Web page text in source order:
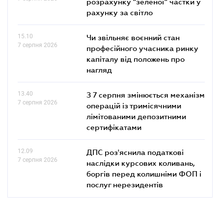
рахунку за світло
15.10
7 серпня 2026
Чи звільняє воєнний стан
професійного учасника ринку
капіталу від положень про
нагляд
13.40
7 серпня 2026
З 7 серпня змінюється механізм
операцій із тримісячними
лімітованими депозитними
сертифікатами
12.09
7 серпня 2026
ДПС роз'яснила податкові
наслідки курсових коливань,
боргів перед колишніми ФОП і
послуг нерезидентів